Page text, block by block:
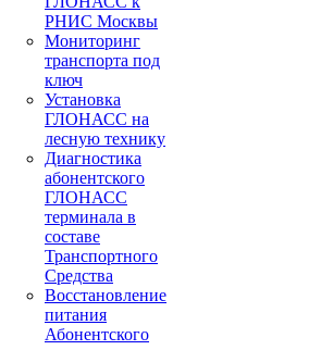
РНИС Москвы
Мониторинг
транспорта под
ключ
Установка
ГЛОНАСС на
лесную технику
Диагностика
абонентского
ГЛОНАСС
терминала в
составе
Транспортного
Средства
Восстановление
питания
Абонентского